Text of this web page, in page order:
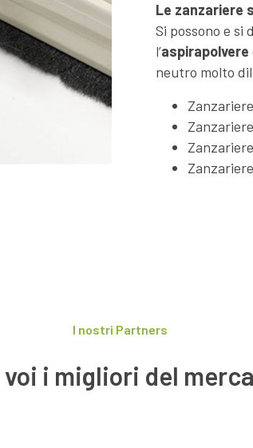
Le zanzariere
Si possono e si
l’aspirapolvere
neutro molto
Zanzariere
I nostri Partners
voi i migliori del